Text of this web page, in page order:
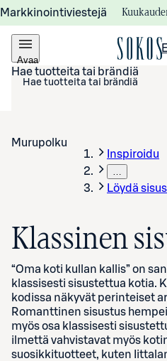
Markkinointiviestejä
Avaa
valikko
Hae tuotteita tai brändiä
Murupolku
Inspiroidu
…
Löydä
Klassinen
“Oma koti kullan kallis” on
klassisesti sisustettua kotia.
kodissa näkyvät perinteiset
Romanttinen sisustus
myös osa klassisesti
ilmettä vahvistavat myös
suosikkituotteet, kuten